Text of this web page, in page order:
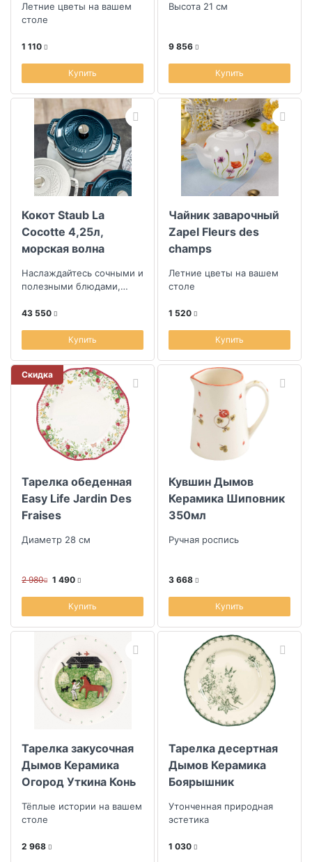
Летние цветы на вашем
столе
1 110
Купить
Высота 21 см
9 856
Купить
Кокот Staub La
Cocotte 4,25л,
морская волна
Наслаждайтесь сочными и
полезными блюдами,
43 550
Купить
Чайник заварочный
Zapel Fleurs des
champs
Летние цветы на вашем
столе
1 520
Купить
Скидка
Тарелка обеденная
Easy Life Jardin Des
Fraises
Диаметр 28 см
2 980 1 490
Купить
Кувшин Дымов
Керамика Шиповник
350мл
Ручная роспись
3 668
Купить
Тарелка закусочная
Дымов Керамика
Огород Уткина Конь
Тёплые истории на вашем
столе
2 968
Тарелка десертная
Дымов Керамика
Боярышник
Утонченная природная
эстетика
1 030